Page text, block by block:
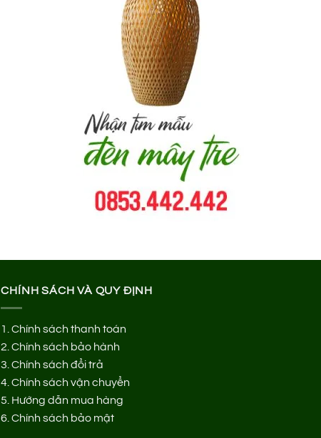
CHÍNH SÁCH VÀ QUY ĐỊNH
1.Chính sách thanh toán
2.Chính sách bảo hành
3.Chính sách đổi trả
4.Chính sách vận chuyển
5. Hướng dẫn mua hàng
6.Chính sách bảo mật